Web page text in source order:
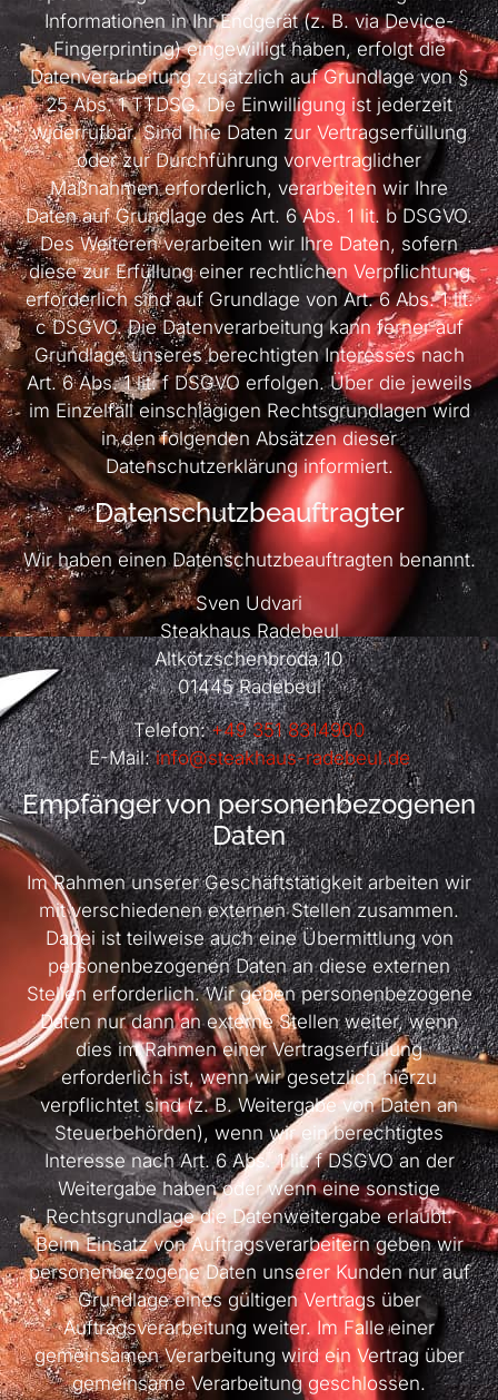
Informationen in Ihr Endgerät (z. B. via Device-
Fingerprinting) eingewilligt haben, erfolgt die
Datenverarbeitung zusätzlich auf Grundlage von §
25 Abs. 1 TTDSG. Die Einwilligung ist jederzeit
widerrufbar. Sind Ihre Daten zur Vertragserfüllung
oder zur Durchführung vorvertraglicher
Maßnahmen erforderlich, verarbeiten wir Ihre
Daten auf Grundlage des Art. 6 Abs. 1 lit. b DSGVO.
Des Weiteren verarbeiten wir Ihre Daten, sofern
diese zur Erfüllung einer rechtlichen Verpflichtung
erforderlich sind auf Grundlage von Art. 6 Abs. 1 lit.
c DSGVO. Die Datenverarbeitung kann ferner auf
Grundlage unseres berechtigten Interesses nach
Art. 6 Abs. 1 lit. f DSGVO erfolgen. Über die jeweils
im Einzelfall einschlägigen Rechtsgrundlagen wird
in den folgenden Absätzen dieser
Datenschutzerklärung informiert.
Datenschutz­beauftragter
Wir haben einen Datenschutzbeauftragten benannt.
Sven Udvari
Steakhaus Radebeul
Altkötzschenbroda 10
01445 Radebeul
Telefon:+49 351 8314900
E-Mail:info@steakhaus-radebeul.de
Empfänger von personenbezogenen
Daten
Im Rahmen unserer Geschäftstätigkeit arbeiten wir
mit verschiedenen externen Stellen zusammen.
Dabei ist teilweise auch eine Übermittlung von
personenbezogenen Daten an diese externen
Stellen erforderlich. Wir geben personenbezogene
Daten nur dann an externe Stellen weiter, wenn
dies im Rahmen einer Vertragserfüllung
erforderlich ist, wenn wir gesetzlich hierzu
verpflichtet sind (z. B. Weitergabe von Daten an
Steuerbehörden), wenn wir ein berechtigtes
Interesse nach Art. 6 Abs. 1 lit. f DSGVO an der
Weitergabe haben oder wenn eine sonstige
Rechtsgrundlage die Datenweitergabe erlaubt.
Beim Einsatz von Auftragsverarbeitern geben wir
personenbezogene Daten unserer Kunden nur auf
Grundlage eines gültigen Vertrags über
Auftragsverarbeitung weiter. Im Falle einer
gemeinsamen Verarbeitung wird ein Vertrag über
gemeinsame Verarbeitung geschlossen.